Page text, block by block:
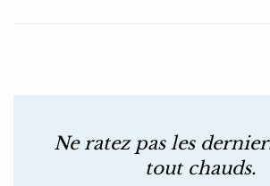
Ne ratez pas les
tout chauds.